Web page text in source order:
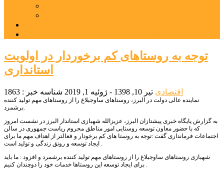
توجه به روستاهای کم برخوردار در اولویت
استانداری
اقتصادی تیر 10, 1398 - ژوئیه 1, 2019 شناسه خبر : 1863
نماینده عالی دولت در البرز، روستاهای ساوجبلاغ را از روستاهای مهم تولید کننده
برشمرد.
به گزارش پایگاه خبری پیشتازان البرز، عزیزالله شهبازی استاندار البرز در نشست امروز
که با حضور معاون توسعه روستایی امور مناطق محروم ریاست جمهوری در سالن
اجتماعات فرمانداری گفت :توجه به روستا های کم برخودار و فعالتر از اهداف مهم ما برای
ایجاد توسعه و رونق زندگی و تولید است .
شهبازی روستاهای ساوجبلاغ را از روستاهای مهم تولید کننده برشمرد و افزود : ما باید
برای ایجاد توسعه این روستاها خدمات خود را دوچندان کنیم .